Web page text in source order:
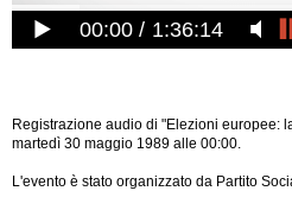
00:00 1:36:14
Registrazione audio di "Elezioni europee:
martedì 30 maggio 1989 alle 00:00.
L'evento è stato organizzato da Partito